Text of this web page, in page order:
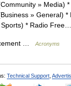
» Media)
» General)
Sports) * Radio
… Acronyms
Technical Support